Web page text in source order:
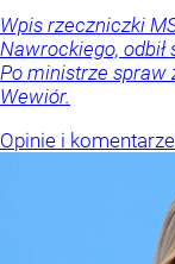
Wpis rzeczniczki
Nawrockiego,
Po ministrze spraw
Wewiór.
Opinie i komentarze